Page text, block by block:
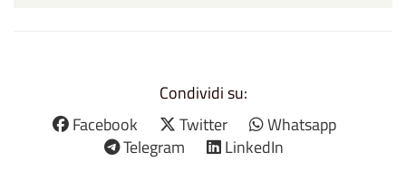
Condividi su:
Facebook
Twitter
Whatsapp
Telegram
LinkedIn